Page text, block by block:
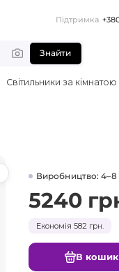
Підтримка
Знайти
Світильники за кімнатою
Виробництво: 4–8
5240
Економія 582 грн.
В кошик